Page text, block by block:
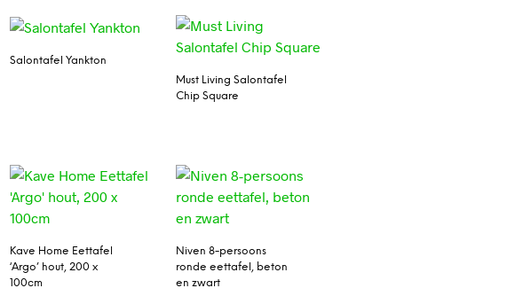
Salontafel Yankton
Must Living Salontafel
Chip Square
Kave Home Eettafel
‘Argo’ hout, 200 x
100cm
Niven 8-persoons
ronde eettafel, beton
en zwart